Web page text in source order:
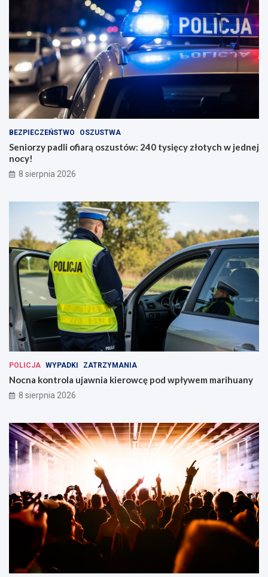
BEZPIECZEŃSTWO OSZUSTWA
Seniorzy padli ofiarą oszustów: 240 tysięcy złotych w jednej
nocy!
8 sierpnia 2026
POLICJA WYPADKI ZATRZYMANIA
Nocna kontrola ujawnia kierowcę pod wpływem marihuany
8 sierpnia 2026